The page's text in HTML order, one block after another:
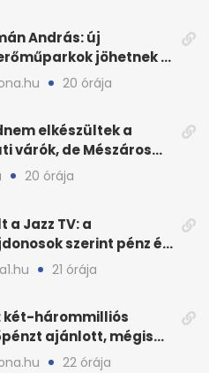
András: új
jöhetnek a
döntése
20 órája
elkészültek a
várók, de Mészáros
leromboltatja
20 órája
a Jazz TV: a
szerint pénz és
döntöttek
21 órája
két-hárommilliós
ajánlott, mégis
a hamis árut
22 órája